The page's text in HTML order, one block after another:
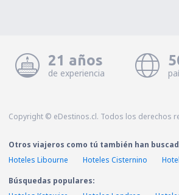
21 años
de experiencia
Copyright © eDestinos.cl. Todos los derechos
Otros viajeros como tú también han
Hoteles Libourne
Hoteles Cisternino
Búsquedas populares: